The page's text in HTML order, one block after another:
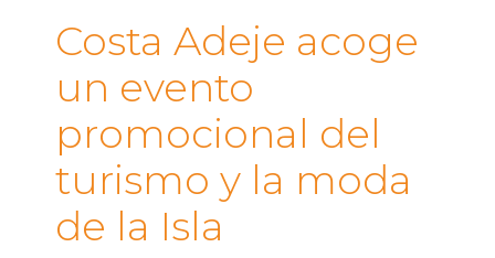
Costa Adeje acoge
un evento
promocional del
turismo y la moda
de la Isla